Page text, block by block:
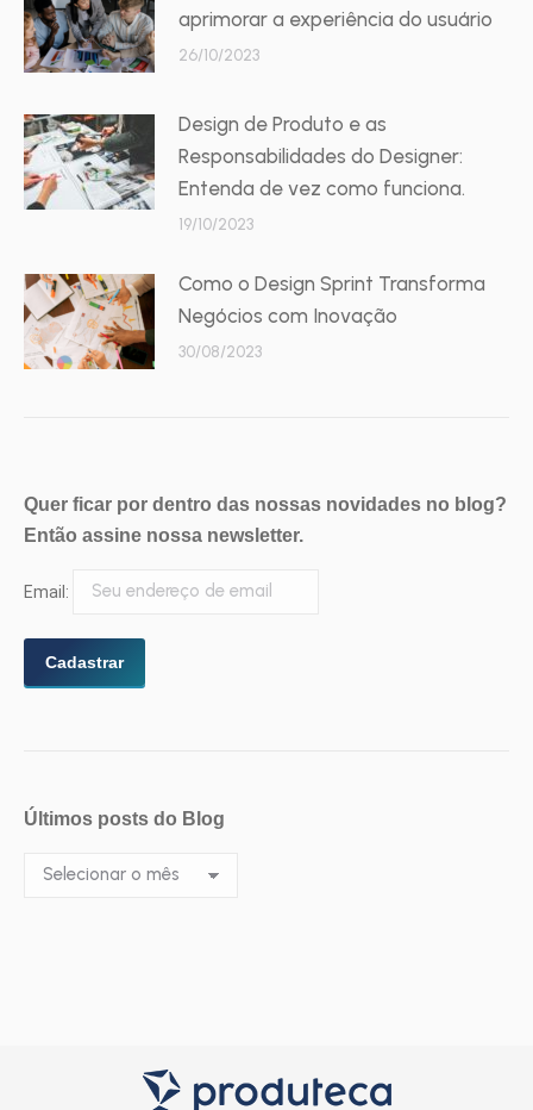
aprimorar a experiência do usuário
26/10/2023
Design de Produto e as
Responsabilidades do Designer:
Entenda de vez como funciona.
19/10/2023
Como o Design Sprint Transforma
Negócios com Inovação
30/08/2023
Quer ficar por dentro das nossas novidades no blog?
Então assine nossa newsletter.
Email:
Últimos posts do Blog
Últimos